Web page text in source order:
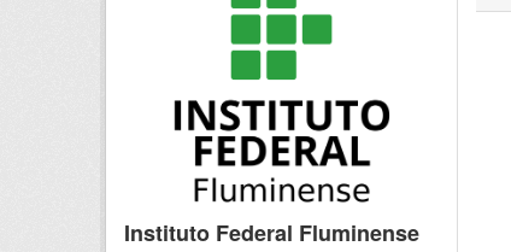
Instituto Federal Fluminense